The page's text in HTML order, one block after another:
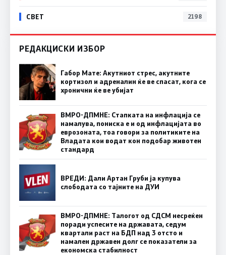
СВЕТ 2198
РЕДАКЦИСКИ ИЗБОР
Габор Мате: Акутниот стрес, акутните
кортизол и адреналин ќе ве спасат, кога се
хронични ќе ве убијат
ВМРО-ДПМНЕ: Стапката на инфлација се
намалува, пониска е и од инфлацијата во
еврозоната, тоа говори за политиките на
Владата кои водат кон подобар животен
стандард
ВРЕДИ: Дали Артан Груби ја купува
слободата со тајните на ДУИ
ВМРО-ДПМНЕ: Талогот од СДСМ несреќен
поради успесите на државата, седум
квартали раст на БДП над 3 отсто и
намален државен долг се показатели за
економска стабилност